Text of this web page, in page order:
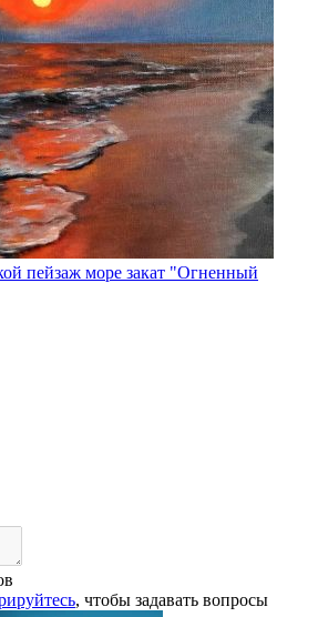
пейзаж море закат "Огненный
, чтобы задавать вопросы